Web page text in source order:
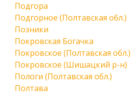
Подгора
Подгорное (Полтавская обл.)
Позники
Покровская Богачка
Покровское (Полтавская обл.)
Покровское (Шишацкий р-н)
Пологи (Полтавская обл.)
Полтава